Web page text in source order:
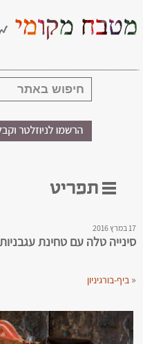
17 במרץ 2016
סינייה טלה עם טחינת עגבניות
« ביף-בורגיניון